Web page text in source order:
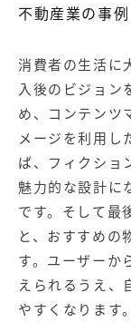
不動産業の事例
消費者の生活に
入後のビジョン
め、コンテンツ
メージを利用し
ば、フィクショ
魅力的な設計に
です。そして最
と、おすすめの
す。ユーザーか
えられるうえ、
やすくなります